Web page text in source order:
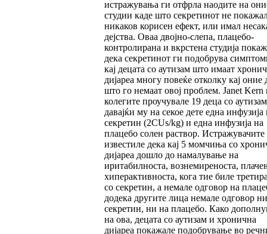
истражувања ги отфрла наодите на
студии каде што секретинот не
никаков корисен ефект, или имал
дејства. Оваа двојно-слепа, плацебо-
контролирана и вкрстена студија
дека секретинот ги подобрува
кај децата со аутизам што имаат
дијареа многу повеќе отколку кај оние
што го немаат овој проблем. Janet Kern
колегите проучувале 19 деца со аутизам
давајќи му на секое дете една инфузија
секретин (2CUs/kg) и една инфузија на
плацебо солен раствор. Истражувачите
известиле дека кај 5 момчиња со
дијареа дошло до намалување на
иритабилноста, вознемиреноста,
хиперактивноста, кога тие биле
со секретин, а немале одговор на
додека другите лица немале одговор
секретин, ни на плацебо. Како
на ова, децата со аутизам и хронична
дијареа покажале подобрување во